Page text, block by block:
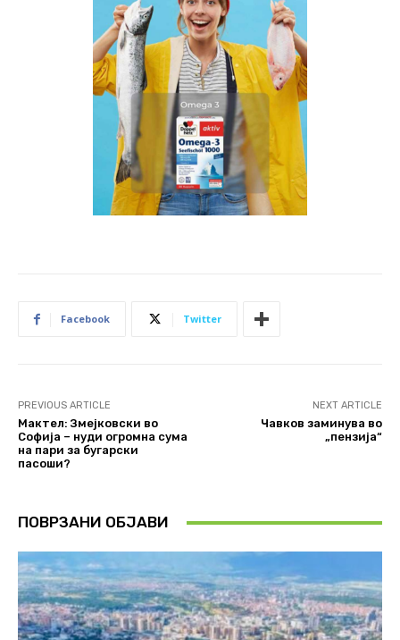
Facebook Twitter
PREVIOUS ARTICLE
Мактел: Змејковски во
Софија – нуди огромна сума
на пари за бугарски
пасоши?
NEXT ARTICLE
Чавков заминува во
„пензија“
ПОВРЗАНИ ОБЈАВИ